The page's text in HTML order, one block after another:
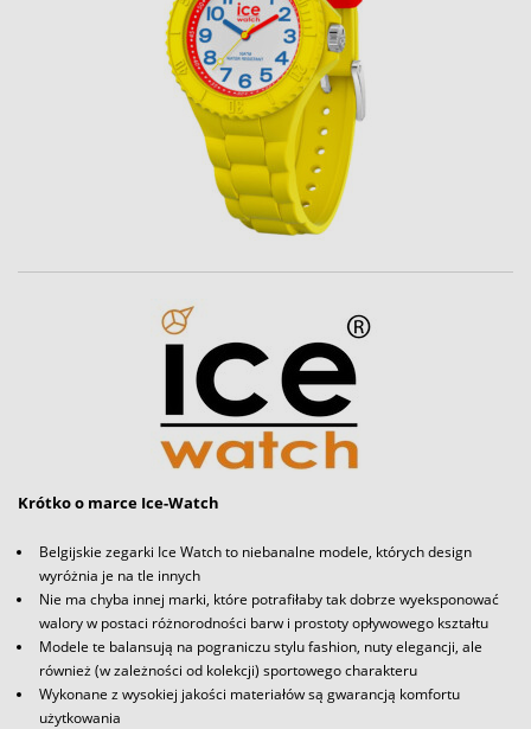
Krótko o marce Ice-Watch
Belgijskie zegarki Ice Watch to niebanalne modele, których design
wyróżnia je na tle innych
Nie ma chyba innej marki, które potrafiłaby tak dobrze wyeksponować
walory w postaci różnorodności barw i prostoty opływowego kształtu
Modele te balansują na pograniczu stylu fashion, nuty elegancji, ale
również (w zależności od kolekcji) sportowego charakteru
Wykonane z wysokiej jakości materiałów są gwarancją komfortu
użytkowania